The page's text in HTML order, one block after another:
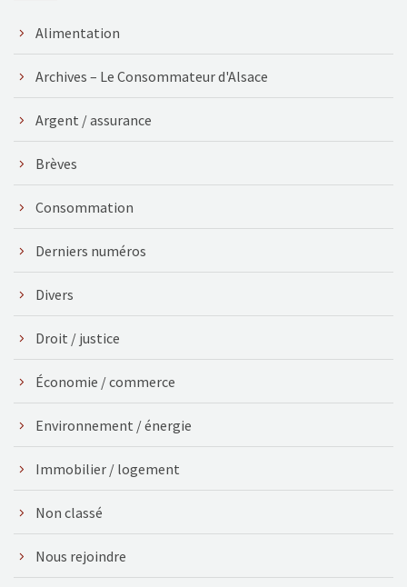
Alimentation
Archives – Le Consommateur d'Alsace
Argent / assurance
Brèves
Consommation
Derniers numéros
Divers
Droit / justice
Économie / commerce
Environnement / énergie
Immobilier / logement
Non classé
Nous rejoindre